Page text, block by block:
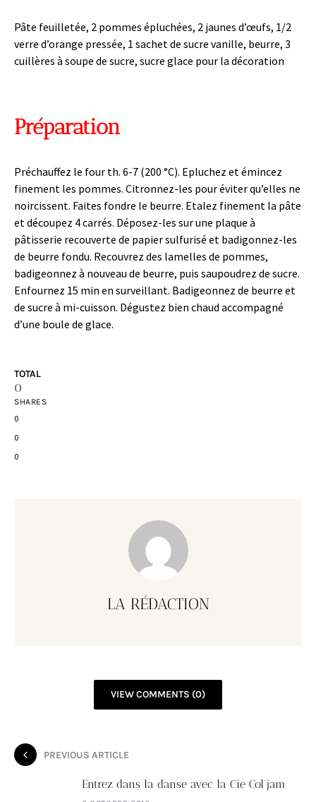
Pâte feuilletée, 2 pommes épluchées, 2 jaunes d’œufs, 1/2
verre d’orange pressée, 1 sachet de sucre vanille, beurre, 3
cuillères à soupe de sucre, sucre glace pour la décoration
Préparation
Préchauffez le four th. 6-7 (200 °C). Epluchez et émincez
finement les pommes. Citronnez-les pour éviter qu’elles ne
noircissent. Faites fondre le beurre. Etalez finement la pâte
et découpez 4 carrés. Déposez-les sur une plaque à
pâtisserie recouverte de papier sulfurisé et badigonnez-les
de beurre fondu. Recouvrez des lamelles de pommes,
badigeonnez à nouveau de beurre, puis saupoudrez de sucre.
Enfournez 15 min en surveillant. Badigeonnez de beurre et
de sucre à mi-cuisson. Dégustez bien chaud accompagné
d’une boule de glace.
TOTAL
0
SHARES
0
0
0
LA RÉDACTION
VIEW COMMENTS (0)
PREVIOUS ARTICLE
Entrez dans la danse avec la Cie Col’jam